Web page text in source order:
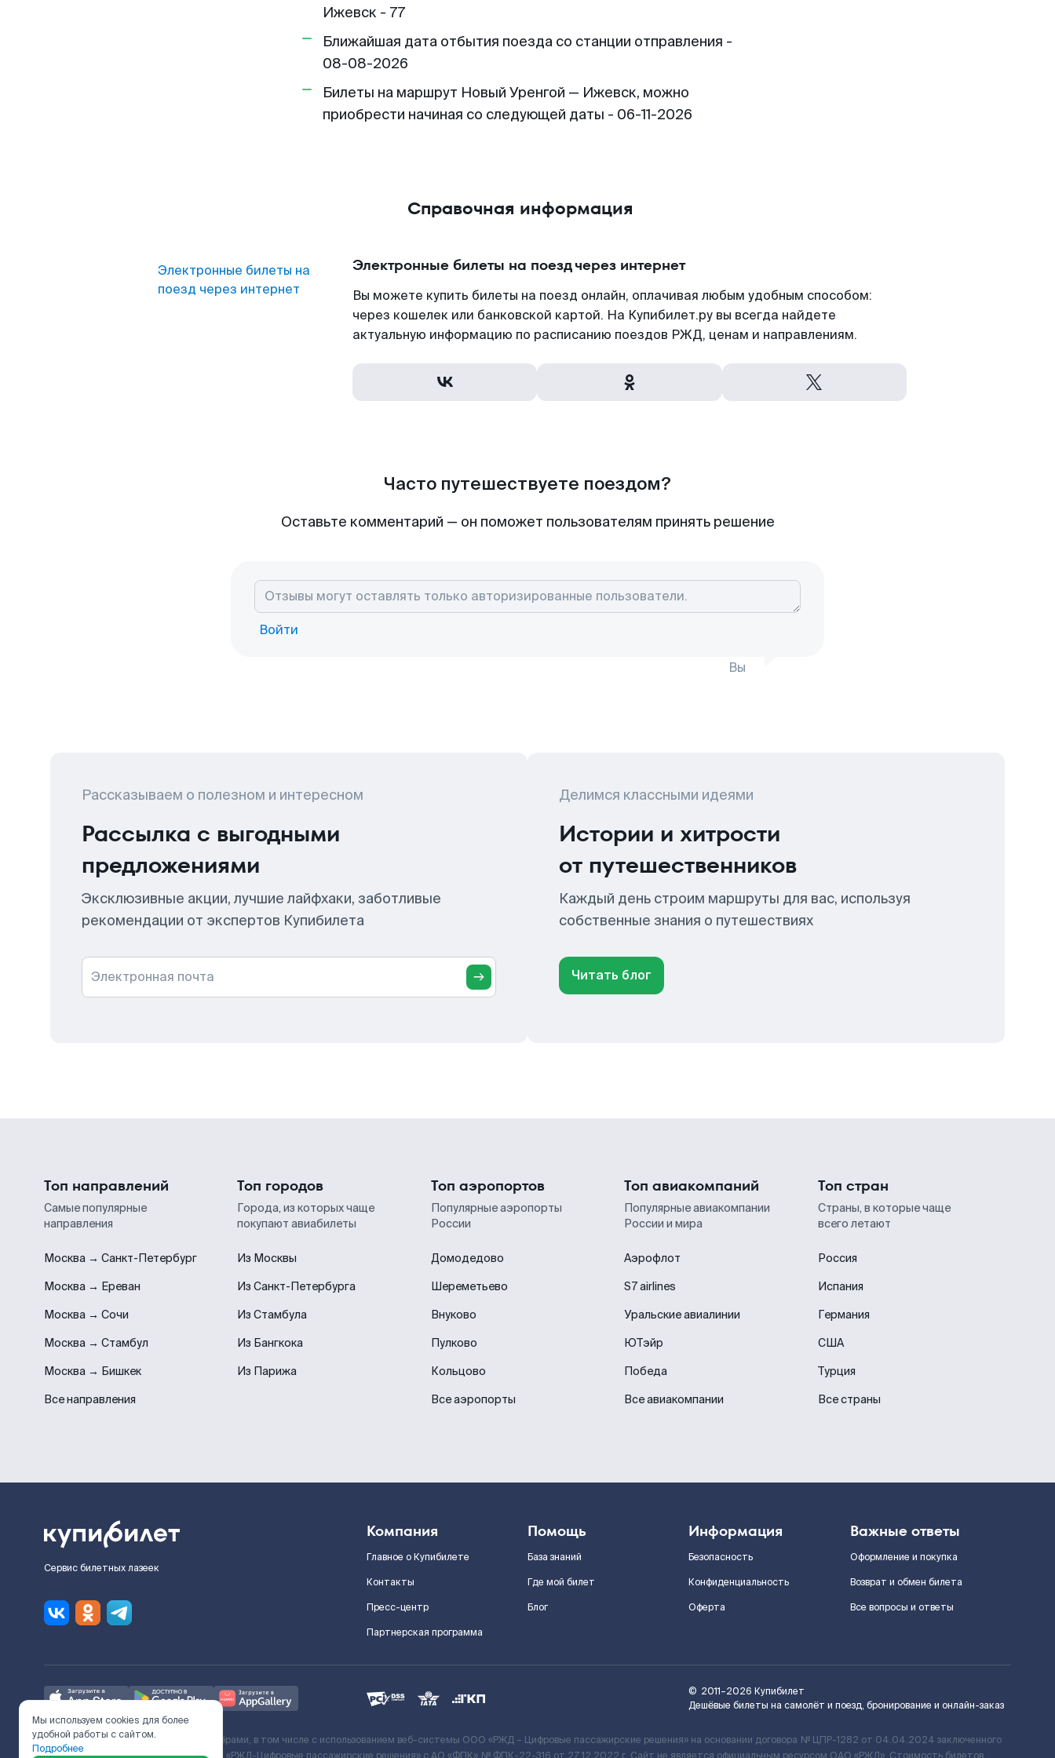
Ижевск - 77
Ближайшая дата отбытия поезда со станции отправления -
08-08-2026
Билеты на маршрут Новый Уренгой — Ижевск, можно
приобрести начиная со следующей даты - 06-11-2026
Справочная информация
Электронные билеты на
поезд через интернет
Электронные билеты на поезд через интернет
Вы можете купить билеты на поезд онлайн, оплачивая любым удобным способом:
через кошелек или банковской картой. На Купибилет.ру вы всегда найдете
актуальную информацию по расписанию поездов РЖД, ценам и направлениям.
Часто путешествуете поездом?
Оставьте комментарий — он поможет пользователям принять решение
Войти
Вы
Рассказываем о полезном и интересном
Рассылка с выгодными
предложениями
Эксклюзивные акции, лучшие лайфхаки, заботливые
рекомендации от экспертов Купибилета
Электронная почта
Делимся классными идеями
Истории и хитрости
от путешественников
Каждый день строим маршруты для вас, используя
собственные знания о путешествиях
Читать блог
Топ направлений
Самые популярные
направления
Москва → Санкт-Петербург
Москва → Ереван
Москва → Сочи
Москва → Стамбул
Москва → Бишкек
Все направления
Топ городов
Города, из которых чаще
покупают авиабилеты
Из Москвы
Из Санкт-Петербурга
Из Стамбула
Из Бангкока
Из Парижа
Топ аэропортов
Популярные аэропорты
России
Домодедово
Шереметьево
Внуково
Пулково
Кольцово
Все аэропорты
Топ авиакомпаний
Популярные авиакомпании
России и мира
Аэрофлот
S7 airlines
Уральские авиалинии
ЮТэйр
Победа
Все авиакомпании
Топ стран
Страны, в которые чаще
всего летают
Россия
Испания
Германия
США
Турция
Все страны
Сервис билетных лазеек
Компания
Главное о Купибилете
Контакты
Пресс-центр
Партнерская программа
Помощь
База знаний
Где мой билет
Блог
Информация
Безопасность
Конфиденциальность
Оферта
Важные ответы
Оформление и покупка
Возврат и обмен билета
Все вопросы и ответы
© 2011–2026 Купибилет
Дешёвые билеты на самолёт и поезд, бронирование и онлайн-заказ
Ж/Д билеты предоставляются партнёрами, в том числе с использованием веб-системы ООО «РЖД – Цифровые пассажирские решения» на основании договора № ЦПР-1282 от 04.04.2024 заключенного
Мы используем cookies для более
удобной работы с сайтом.
Подробнее